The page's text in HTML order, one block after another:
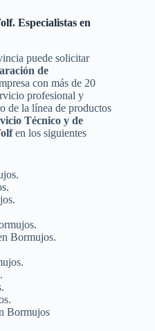
Especialistas en
puede solicitar
de
con más de 20
profesional y
de la línea de productos
Técnico y de
en los siguientes
Bormujos.
Bormujos